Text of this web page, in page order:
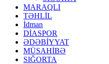
MARAQLI
TƏHLİL
İdman
DİASPOR
ƏDƏBİYYAT
MÜSAHİBƏ
SIĞORTA